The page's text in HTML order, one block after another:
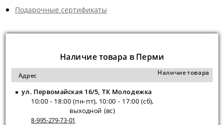
Подарочные сертификаты
Наличие товара в Перми
Адрес Наличие товара
ул. Первомайская 16/5, ТК Молодежка
10:00 - 18:00 (пн-пт), 10:00 - 17:00 (сб),
выходной (вс)
8-995-279-73-01